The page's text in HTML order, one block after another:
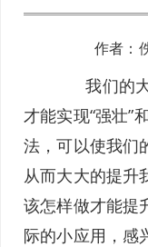
作者
我们的大
才能实现“强壮”
法，可以使我们
从而大大的提升
该怎样做才能提
际的小应用，感